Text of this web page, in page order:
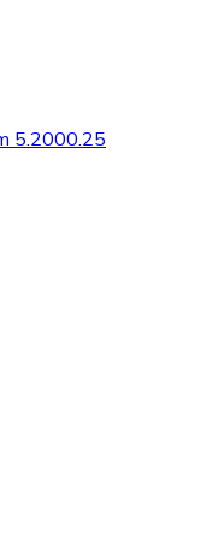
5.2000.25